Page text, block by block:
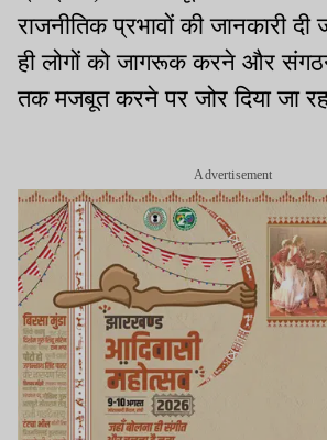
राजनीतिक प्रभावों की जानकारी दी
ही लोगों को जागरूक करने और
तक मजबूत करने पर जोर दिया जा
Advertisement